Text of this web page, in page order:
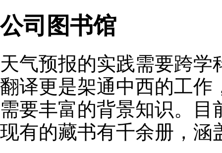
公司图书馆
天气预报的实践需要跨学
翻译更是架通中西的工作
需要丰富的背景知识。目
现有的藏书有千余册，涵